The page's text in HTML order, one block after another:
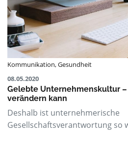
Kommunikation,Gesundheit
08.05.2020
Gelebte Unternehmenskultur
verändern kann
Deshalb ist unternehmerische
Gesellschaftsverantwortung so